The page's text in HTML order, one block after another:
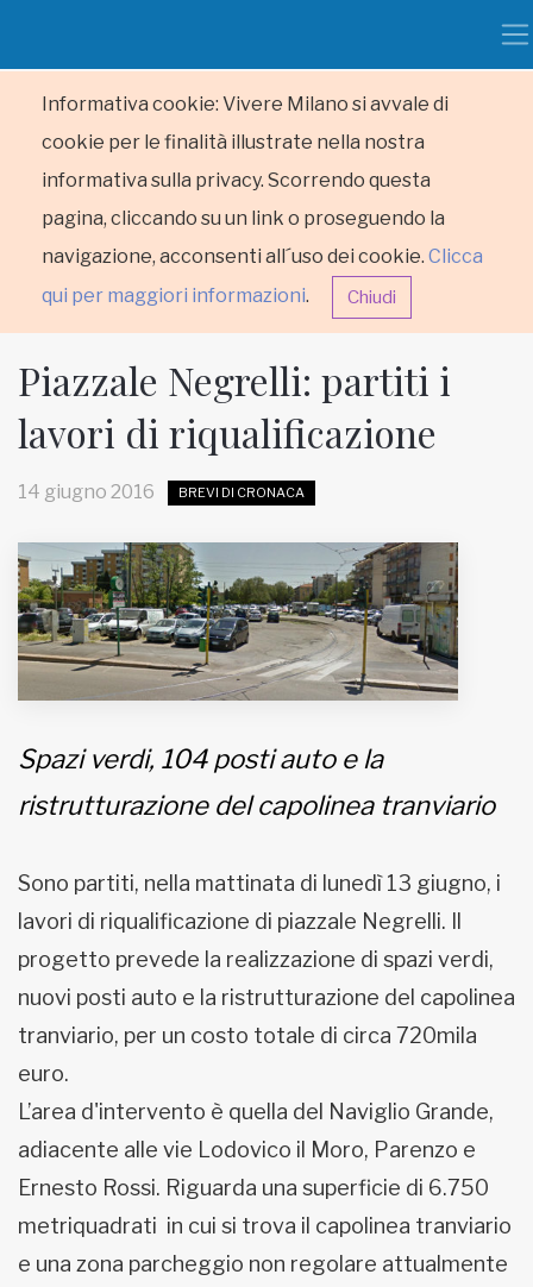
Informativa cookie: Vivere Milano si avvale di
cookie per le finalità illustrate nella nostra
informativa sulla privacy. Scorrendo questa
pagina, cliccando su un link o proseguendo la
navigazione, acconsenti all´uso dei cookie. Clicca
qui per maggiori informazioni. Chiudi
HOME
MUNICIPI
Inviateci le vostre segnalazioni
www.viveremilano.info
Fondato e diretto da Enzo De
Bernardis
Informativa sulla privacy
Piazzale Negrelli: partiti i
lavori di riqualificazione
14 giugno 2016 BREVI DI CRONACA
Spazi verdi, 104 posti auto e la
ristrutturazione del capolinea tranviario
Sono partiti, nella mattinata di lunedì 13 giugno, i
lavori di riqualificazione di piazzale Negrelli. Il
progetto prevede la realizzazione di spazi verdi,
nuovi posti auto e la ristrutturazione del capolinea
tranviario, per un costo totale di circa 720mila
euro.
L’area d'intervento è quella del Naviglio Grande,
adiacente alle vie Lodovico il Moro, Parenzo e
Ernesto Rossi. Riguarda una superficie di 6.750
metriquadrati in cui si trova il capolinea tranviario
e una zona parcheggio non regolare attualmente